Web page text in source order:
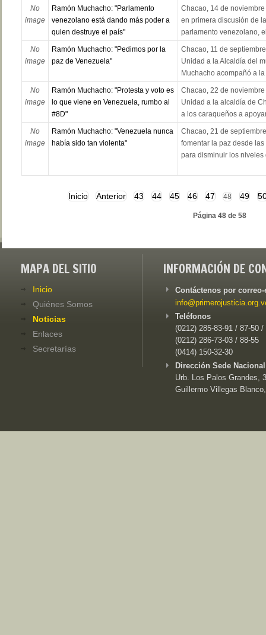
No
image
Ramón Muchacho: "Parlamento
venezolano está dando más poder a
quien destruye el país"
Chacao, 14 de
en primera discusión de
parlamento venezolano,
No
image
Ramón Muchacho: "Pedimos por la
paz de Venezuela"
Chacao, 11 de
Unidad a la Alcaldía del
Muchacho acompañó a
No
image
Ramón Muchacho: "Protesta y voto es
lo que viene en Venezuela, rumbo al
#8D"
Chacao, 22 de
Unidad a la alcaldía de
a los caraqueños a
No
image
Ramón Muchacho: "Venezuela nunca
había sido tan violenta"
Chacao, 21 de
fomentar la paz desde
para disminuir los niveles
Inicio Anterior 43 44 45 46 47 48 49
Página 48 de 58
MAPA DEL SITIO
Inicio
Quiénes Somos
Noticias
Enlaces
Secretarías
INFORMACIÓN DE
Contáctenos por
Teléfonos
(0212) 285-83-91 / 87-50 /
(0212) 286-73-03 / 88-55
(0414) 150-32-30
Dirección Sede
Urb. Los Palos Grandes,
Guillermo Villegas